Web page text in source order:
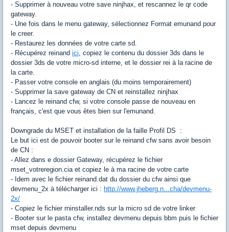
- Supprimer à nouveau votre save ninjhax, et rescannez le qr code
gateway.
- Une fois dans le menu gateway, sélectionnez Format emunand pour
le creer.
- Restaurez les données de votre carte sd.
- Récupérez reinand ici, copiez le contenu du dossier 3ds dans le
dossier 3ds de votre micro-sd interne, et le dossier rei à la racine de
la carte.
- Passer votre console en anglais (du moins temporairement)
- Supprimer la save gateway de CN et reinstallez ninjhax
- Lancez le reinand cfw, si votre console passe de nouveau en
français, c'est que vous êtes bien sur l'emunand.
Downgrade du MSET et installation de la faille Profil DS :
Le but ici est de pouvoir booter sur le reinand cfw sans avoir besoin
de CN :
- Allez dans e dossier Gateway, récupérez le fichier
mset_votreregion.cia et copiez le à ma racine de votre carte
- Idem avec le fichier reinand.dat du dossier du cfw ainsi que
devmenu_2x à télécharger ici : http://www.jheberg.n...cha/devmenu-
2x/
- Copiez le fichier rninstaller.nds sur la micro sd de votre linker
- Booter sur le pasta cfw, installez devmenu depuis bbm puis le fichier
mset depuis devmenu